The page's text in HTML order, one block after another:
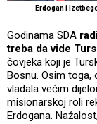
Erdogan i
Godinama SDA
treba da vide
čovjeka koji je
Bosnu. Osim toga,
vladala većim
misionarskoj roli
Erdogana.